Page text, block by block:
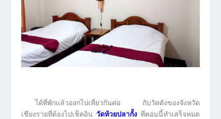
ได้ที่พักแล้วออกไปเที่ยวกันต่อ กับวัดดังของจังหวัด
เชียงรายที่ต้องไปเช็คอิน วัดห้วยปลากั้ง ที่ตอนนี้ทำเสร็จหมด